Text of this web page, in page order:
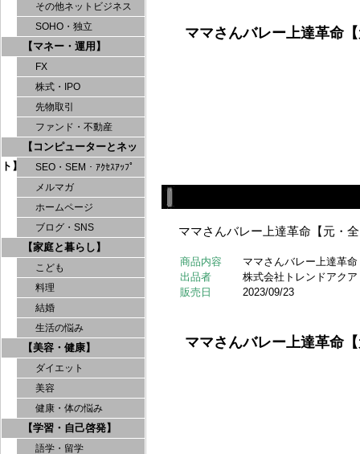
その他ネットビジネス
SOHO・独立
【マネー・運用】
FX
株式・IPO
先物取引
ファンド・不動産
【コンピューターとネッ
ト】
SEO・SEM・ｱｸｾｽｱｯﾌﾟ
メルマガ
ホームページ
ブログ・SNS
【家庭と暮らし】
こども
料理
結婚
生活の悩み
【美容・健康】
ダイエット
美容
健康・体の悩み
【学習・自己啓発】
語学・留学
ママさんバレー上達革命
ママさんバレー上達革命【元
商品内容
ママさんバレー上達革
出品者
株式会社トレンドアクア
販売日
2023/09/23
ママさんバレー上達革命